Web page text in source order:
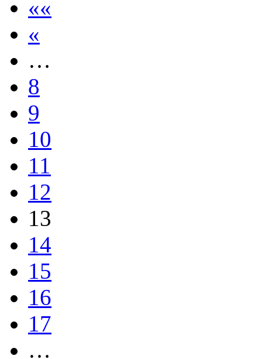
««
«
…
8
9
10
11
12
13
14
15
16
17
…